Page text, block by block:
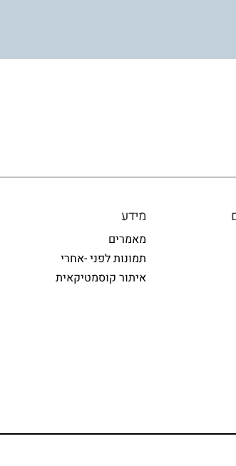
מידע
מאמרים
תמונות לפני -אחרי
איתור קוסמטיקאית